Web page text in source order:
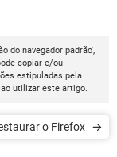
do navegador padrão',
copiar e/ou
estipuladas pela
utilizar este artigo.
o Firefox